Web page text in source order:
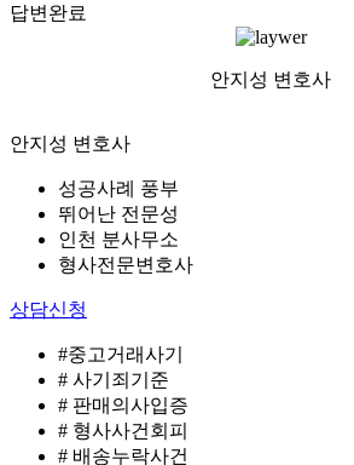
답변완료
안지성 변호사
안지성 변호사
성공사례 풍부
뛰어난 전문성
인천 분사무소
형사전문변호사
상담신청
#중고거래사기
# 사기죄기준
# 판매의사입증
# 형사사건회피
# 배송누락사건